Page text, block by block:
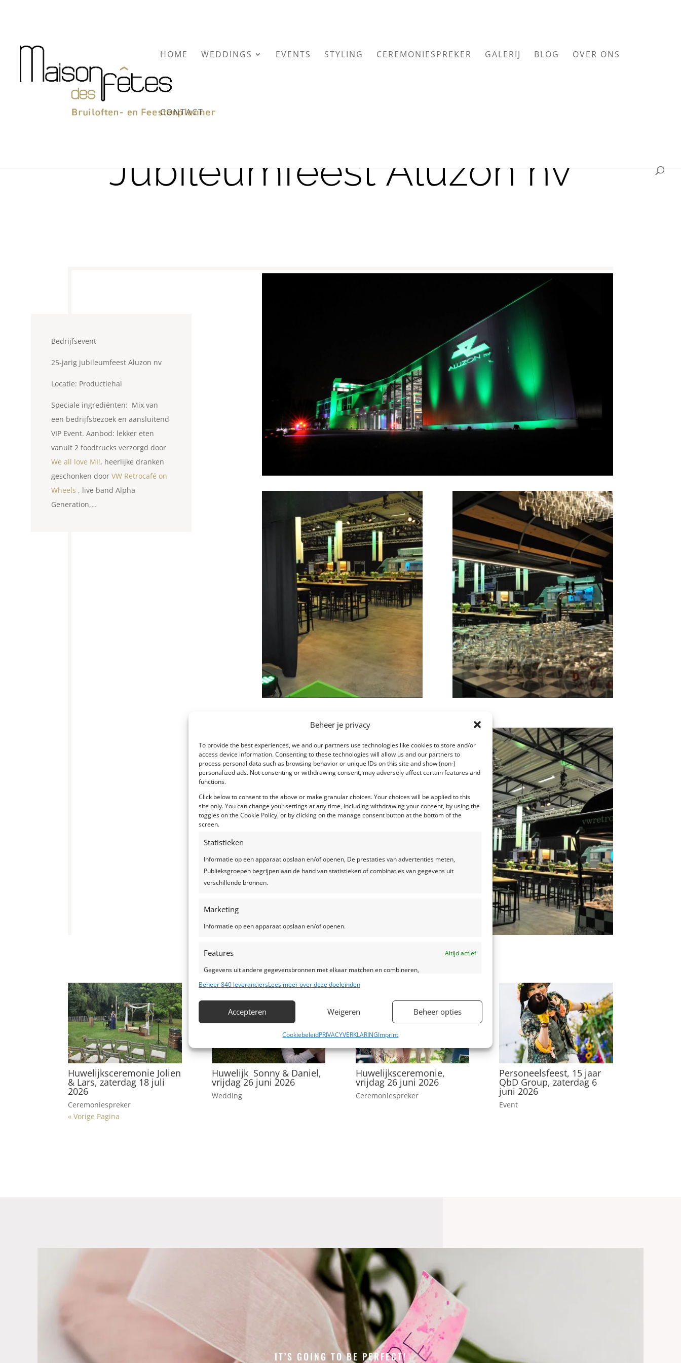
Beheer je privacy
To provide the best experiences, we and our partners use technologies like cookies to store and/or
access device information. Consenting to these technologies will allow us and our partners to
process personal data such as browsing behavior or unique IDs on this site and show (non-)
personalized ads. Not consenting or withdrawing consent, may adversely affect certain features and
functions.
Click below to consent to the above or make granular choices. Your choices will be applied to this
site only. You can change your settings at any time, including withdrawing your consent, by using the
toggles on the Cookie Policy, or by clicking on the manage consent button at the bottom of the
screen.
Statistieken
Informatie op een apparaat opslaan en/of openen, De prestaties van advertenties meten,
Publieksgroepen begrijpen aan de hand van statistieken of combinaties van gegevens uit
verschillende bronnen.
Marketing
Informatie op een apparaat opslaan en/of openen.
Features
Altijd actief
Gegevens uit andere gegevensbronnen met elkaar matchen en combineren,
Verschillende apparaten linken, Apparaten identificeren op basis van automatisch
Zorg dragen voor beveiliging, fraude voorkomen en detecteren en
fouten opsporen, Advertenties en content leveren en tonen.
Altijd actief
Beheer 840 leveranciersLees meer over deze doeleinden
Accepteren Weigeren Beheer opties
CookiebeleidPRIVACYVERKLARINGImprint
HOME WEDDINGS EVENTS STYLING CEREMONIESPREKER GALERIJ BLOG OVER ONS
CONTACT
Jubileumfeest Aluzon nv
Bedrijfsevent
25-jarig jubileumfeest Aluzon nv
Locatie: Productiehal
Speciale ingrediënten: Mix van
een bedrijfsbezoek en aansluitend
VIP Event. Aanbod: lekker eten
vanuit 2 foodtrucks verzorgd door
We all love MI!, heerlijke dranken
geschonken doorVW Retrocafé on
Wheels , live band Alpha
Generation,…
Huwelijksceremonie Jolien
& Lars, zaterdag 18 juli
2026
Ceremoniespreker
Huwelijk Sonny & Daniel,
vrijdag 26 juni 2026
Wedding
Huwelijksceremonie,
vrijdag 26 juni 2026
Ceremoniespreker
Personeelsfeest, 15 jaar
QbD Group, zaterdag 6
juni 2026
Event
« Vorige Pagina
IT’S GOING TO BE PERFECT!